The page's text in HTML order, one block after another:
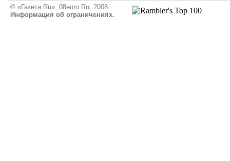
© «Газета.Ru», 08euro.Ru, 2008.
Информация об ограничениях.